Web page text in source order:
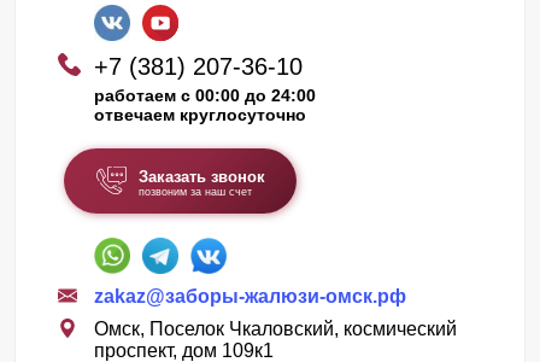
+7 (381) 207-36-10
работаем с 00:00 до 24:00
отвечаем круглосуточно
Заказать звонок
позвоним за наш счет
zakaz@заборы-жалюзи-омск.рф
Омск, Поселок Чкаловский, космический
проспект, дом 109к1